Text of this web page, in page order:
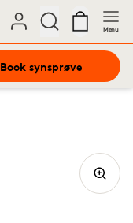
Menu
Book synsprøve